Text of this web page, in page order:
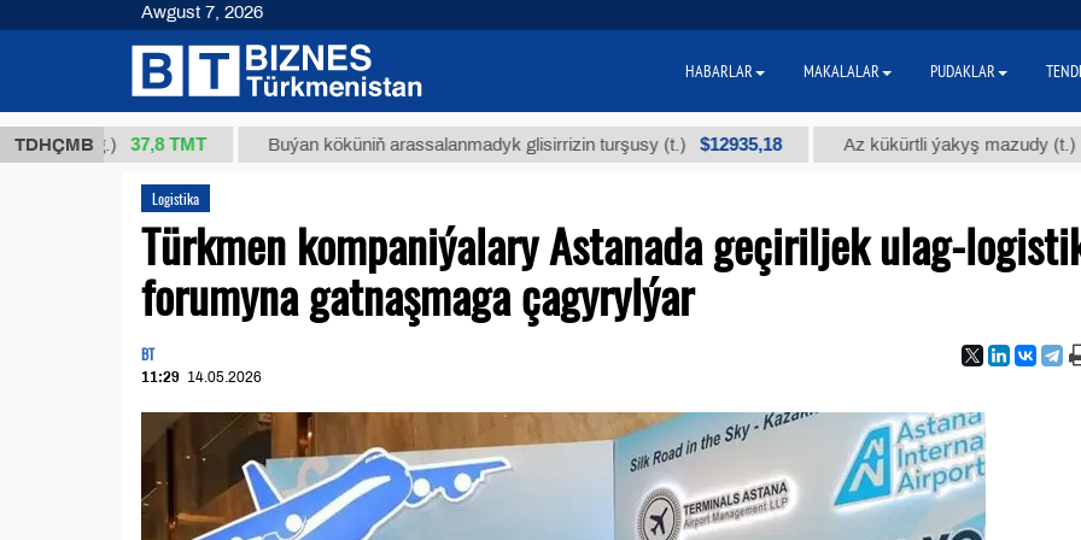
TDHÇMB
(kg.) 37,8 ТМТ Buýan köküniň arassalanmadyk glisirrizin turşusy (t.) $12935,18 Az kükürtli ýakyş mazudy (t.) $300
Logistika
Türkmen kompaniýalary Astanada geçiriljek ulag-
forumyna gatnaşmaga çagyrylýar
BT
11:29 14.05.2026
Awgust 7, 2026
HABARLAR MAKALALAR PUDAKLAR